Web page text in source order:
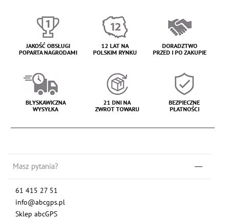
JAKOŚĆ OBSŁUGI
POPARTA NAGRODAMI
12 LAT NA
POLSKIM RYNKU
DORADZTWO
PRZED I PO ZAKUPIE
BŁYSKAWICZNA
WYSYŁKA
21 DNI NA
ZWROT TOWARU
BEZPIECZNE
PŁATNOŚCI
Masz pytania?
61 415 27 51
info@abcgps.pl
Sklep abcGPS